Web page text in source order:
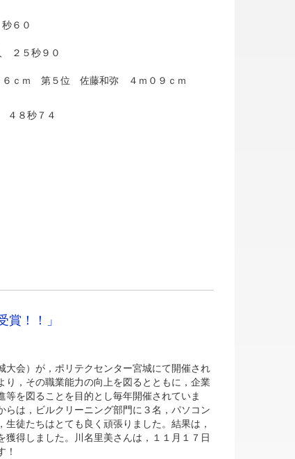
６０
２５秒９０
ｃｍ 第５位 佐藤和弥 ４ｍ０９ｃｍ
８秒７４
！！」
会）が，ポリテクセンター宮城にて開催され
，その職業能力の向上を図るとともに，企業
を図ることを目的とし毎年開催されていま
は，ビルクリーニング部門に３名，パソコン
徒たちはとても良く頑張りました。結果は，
得しました。川名里美さんは，１１月１７日